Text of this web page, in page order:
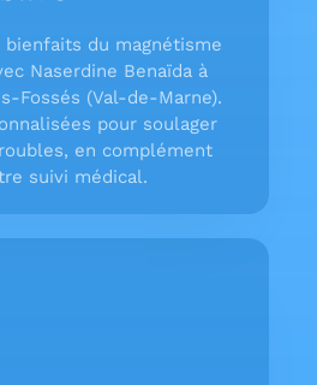
bienfaits du magnétisme
Naserdine Benaïda à
Fossés (Val-de-Marne).
pour soulager
en complément
suivi médical.